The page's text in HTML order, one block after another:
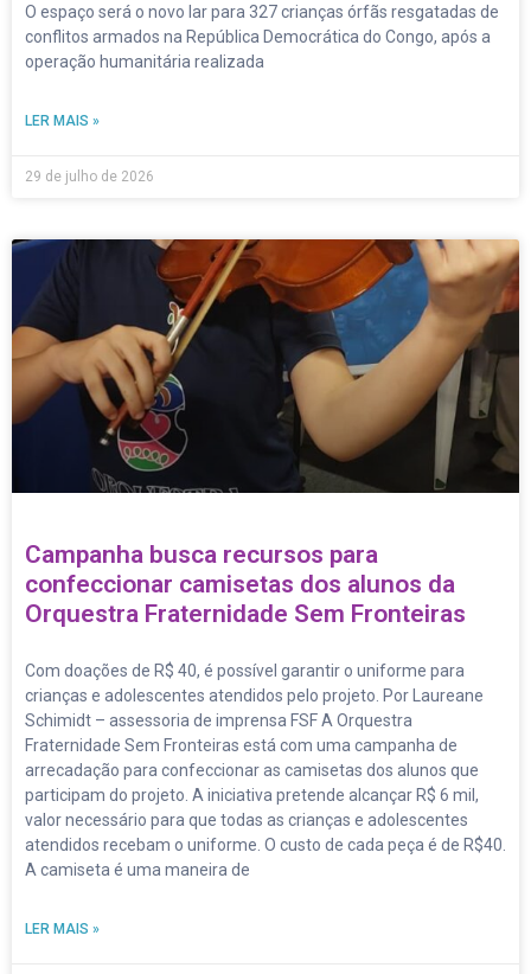
O espaço será o novo lar para 327 crianças órfãs resgatadas de
conflitos armados na República Democrática do Congo, após a
operação humanitária realizada
LER MAIS »
29 de julho de 2026
Campanha busca recursos para
confeccionar camisetas dos alunos da
Orquestra Fraternidade Sem Fronteiras
Com doações de R$ 40, é possível garantir o uniforme para
crianças e adolescentes atendidos pelo projeto. Por Laureane
Schimidt – assessoria de imprensa FSF A Orquestra
Fraternidade Sem Fronteiras está com uma campanha de
arrecadação para confeccionar as camisetas dos alunos que
participam do projeto. A iniciativa pretende alcançar R$ 6 mil,
valor necessário para que todas as crianças e adolescentes
atendidos recebam o uniforme. O custo de cada peça é de R$40.
A camiseta é uma maneira de
LER MAIS »